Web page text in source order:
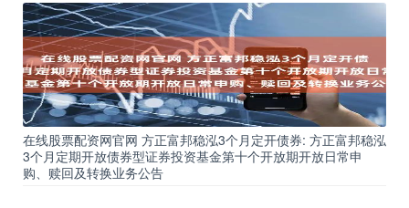
在线股票配资网官网 方正富邦稳泓3个月定开债券: 方正富邦稳泓
3个月定期开放债券型证券投资基金第十个开放期开放日常申
购、赎回及转换业务公告